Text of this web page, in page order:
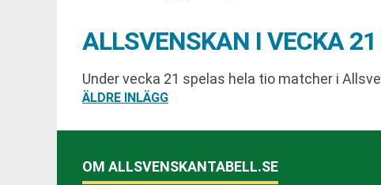
ALLSVENSKAN I VECKA
Under vecka 21 spelas hela tio matcher i
INLÄGGSNAVIGERING
ÄLDRE INLÄGG
OM ALLSVENSKANTABELL.SE